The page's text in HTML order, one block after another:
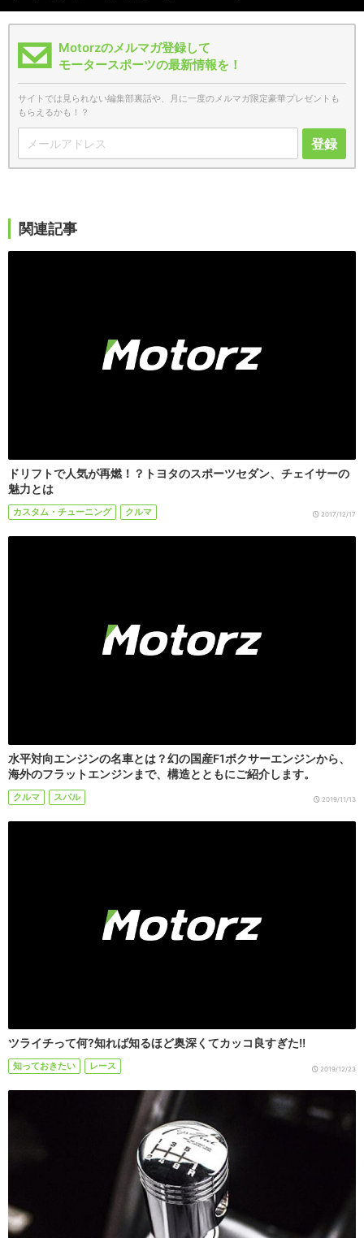
Motorzのメルマガ登録して
モータースポーツの最新情報を！
サイトでは見られない編集部裏話や、月に一度のメルマガ限定豪華プレゼントも
もらえるかも！？
登録
関連記事
ドリフトで人気が再燃！？トヨタのスポーツセダン、チェイサーの
魅力とは
カスタム・チューニング クルマ 2017/12/17
水平対向エンジンの名車とは？幻の国産F1ボクサーエンジンから、
海外のフラットエンジンまで、構造とともにご紹介します。
クルマ スバル 2019/11/13
ツライチって何?知れば知るほど奥深くてカッコ良すぎた!!
知っておきたい レース 2019/12/23